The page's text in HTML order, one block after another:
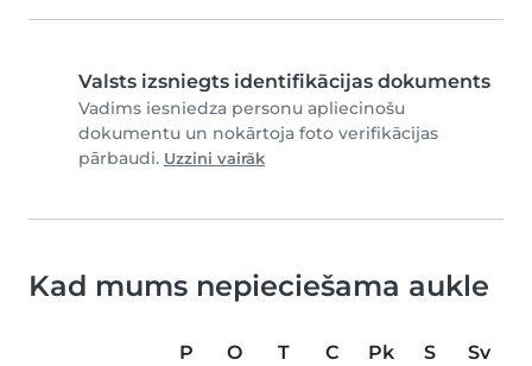
Valsts izsniegts identifikācijas dokuments
Vadims iesniedza personu apliecinošu
dokumentu un nokārtoja foto verifikācijas
pārbaudi. Uzzini vairāk
Kad mums nepieciešama aukle
P O T C Pk S
Sv